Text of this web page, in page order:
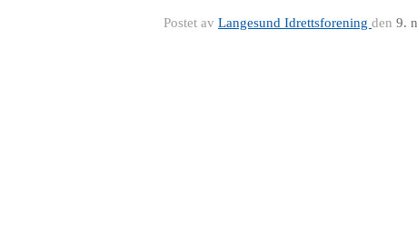
Postet av Langesund Idrettsforening den 9.